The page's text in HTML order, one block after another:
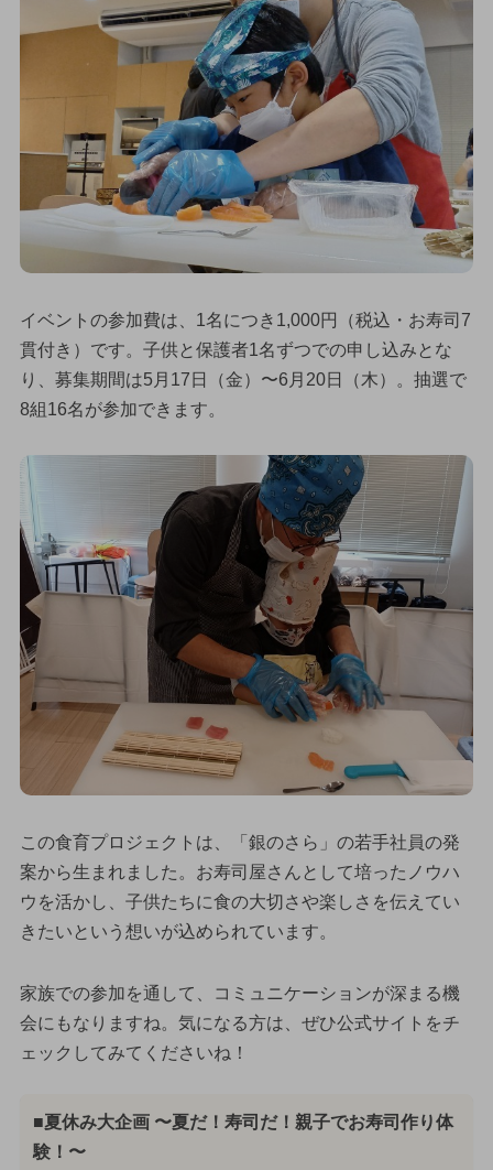
イベントの参加費は、1名につき1,000円（税込・お寿司7
貫付き）です。子供と保護者1名ずつでの申し込みとな
り、募集期間は5月17日（金）〜6月20日（木）。抽選で
8組16名が参加できます。
この食育プロジェクトは、「銀のさら」の若手社員の発
案から生まれました。お寿司屋さんとして培ったノウハ
ウを活かし、子供たちに食の大切さや楽しさを伝えてい
きたいという想いが込められています。
家族での参加を通して、コミュニケーションが深まる機
会にもなりますね。気になる方は、ぜひ公式サイトをチ
ェックしてみてくださいね！
■夏休み大企画 〜夏だ！寿司だ！親子でお寿司作り体
験！〜